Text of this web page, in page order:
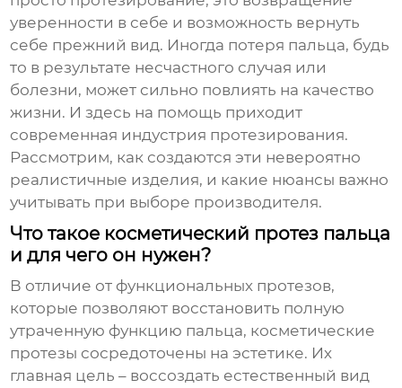
уверенности в себе и возможность вернуть
себе прежний вид. Иногда потеря пальца, будь
то в результате несчастного случая или
болезни, может сильно повлиять на качество
жизни. И здесь на помощь приходит
современная индустрия протезирования.
Рассмотрим, как создаются эти невероятно
реалистичные изделия, и какие нюансы важно
учитывать при выборе производителя.
Что такое косметический протез пальца
и для чего он нужен?
В отличие от функциональных протезов,
которые позволяют восстановить полную
утраченную функцию пальца, косметические
протезы сосредоточены на эстетике. Их
главная цель – воссоздать естественный вид